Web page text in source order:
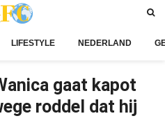
LIFESTYLE NEDERLAND
gaat kapot
roddel dat hij